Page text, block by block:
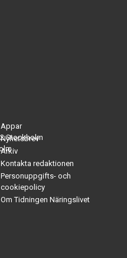
Stockholm
Appar
Nyhetsbrev
Arkiv
Kontakta redaktionen
Personuppgifts- och
cookiepolicy
Om Tidningen Näringslivet